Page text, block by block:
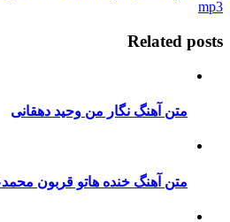
آهنگ نگار من وحید دهقانی
آهنگ خنده هاتو قربون محمدعلیزاده